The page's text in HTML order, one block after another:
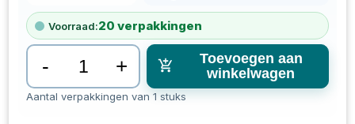
Voorraad:20 verpakkingen
- +
Toevoegen aan
winkelwagen
Aantal verpakkingen van 1 stuks